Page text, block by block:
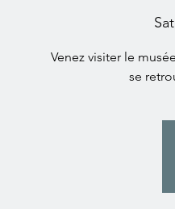
Venez visiter le
se